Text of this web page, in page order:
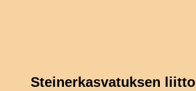
Steinerkasvatuksen liitto